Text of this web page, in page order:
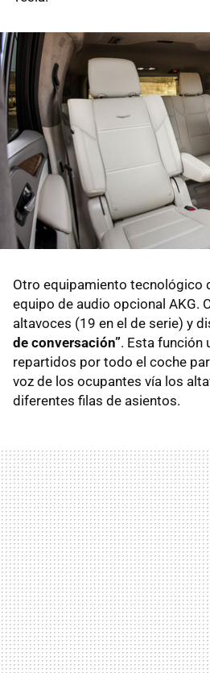
Otro equipamiento tecnológico
equipo de audio opcional AKG.
altavoces (19 en el de serie) y
de conversación”. Esta función
repartidos por todo el coche
voz de los ocupantes vía los
diferentes filas de asientos.